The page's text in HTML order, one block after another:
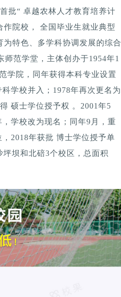
批“ 卓越农林人才教育培养计
作院校， 全国毕业生就业典型
特色、多学科协调发展的综合
范学堂，主体创办于1954年1
学院，同年获得本科专业设置
学校并入；1978年再次更名为
硕士学位授予权 。2001年5
学校改为现名；同年9月，重
2018年获批 博士学位授予单
坝和北碚3个校区，总面积